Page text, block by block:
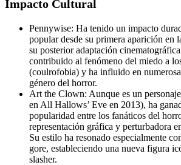
Impacto Cultural
Pennywise: Ha tenido un impacto
popular desde su primera aparición en
su posterior adaptación
contribuido al fenómeno del miedo a
(coulrofobia) y ha influido en
género del horror.
Art the Clown: Aunque es un
en All Hallows’ Eve en 2013), ha
popularidad entre los fanáticos del
representación gráfica y perturbadora
Su estilo ha resonado especialmente
gore, estableciendo una nueva figura
slasher.